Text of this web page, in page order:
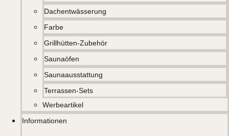
Dachentwässerung
Farbe
Grillhütten-Zubehör
Saunaöfen
Saunaausstattung
Terrassen-Sets
Werbeartikel
Informationen